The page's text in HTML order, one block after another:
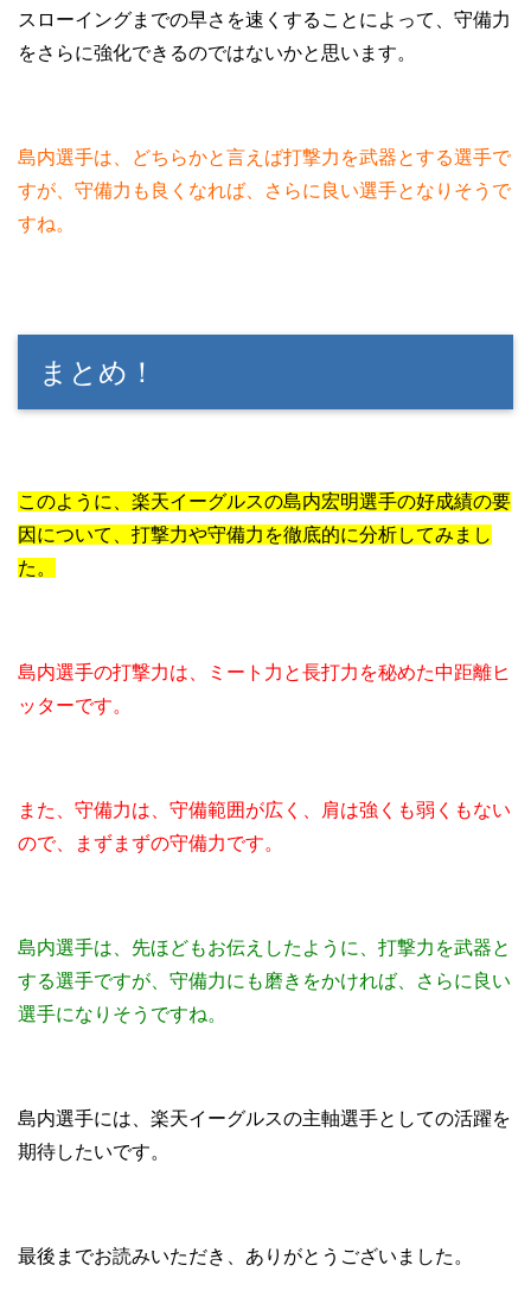
スローイングまでの早さを速くすることによって、守備力
をさらに強化できるのではないかと思います。
島内選手は、どちらかと言えば打撃力を武器とする選手で
すが、守備力も良くなれば、さらに良い選手となりそうで
すね。
まとめ！
このように、楽天イーグルスの島内宏明選手の好成績の要
因について、打撃力や守備力を徹底的に分析してみまし
た。
島内選手の打撃力は、ミート力と長打力を秘めた中距離ヒ
ッターです。
また、守備力は、守備範囲が広く、肩は強くも弱くもない
ので、まずまずの守備力です。
島内選手は、先ほどもお伝えしたように、打撃力を武器と
する選手ですが、守備力にも磨きをかければ、さらに良い
選手になりそうですね。
島内選手には、楽天イーグルスの主軸選手としての活躍を
期待したいです。
最後までお読みいただき、ありがとうございました。